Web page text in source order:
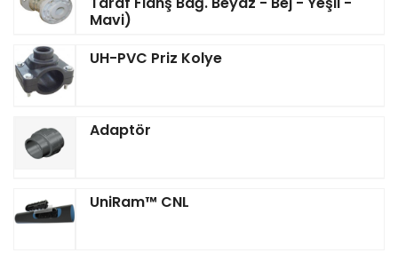
Mavi)
UH-PVC Priz Kolye
Adaptör
UniRam™ CNL